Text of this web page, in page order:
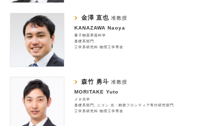
金澤 直也 准教授
KANAZAWA Naoya
量子物質界面科学
基礎系部門
工学系研究科 物理工学専攻
森竹 勇斗 准教授
MORITAKE Yuto
メタ光学
基礎系部門
ニコン 光・精密フロンティア寄付研究部門
工学系研究科 物理工学専攻